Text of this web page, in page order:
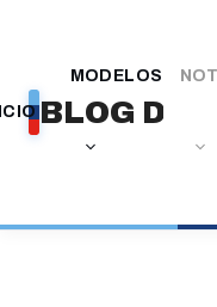
contenido
BLOG DE
MODELOS